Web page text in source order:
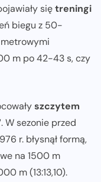
siętreningi
biegu z 50-
m po 42-43 s, czy
szczytem
. W sezonie przed
r. błysnął formą,
na 1500 m
m (13:13,10).